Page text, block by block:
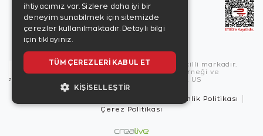
Copyright © 2026, Zen Diamond tescilli markadır.
Zen Diamond Birleşmiş Markalar Derneği ve
Turquality Destek Programı üyesidir. US
Güvenlik Politikası
Çerez Politikası
ihtiyacımız var. Sizlere daha iyi bir
deneyim sunabilmek için sitemizde
çerezler kullanılmaktadır. Detaylı bilgi
için tıklayınız.
TÜM ÇEREZLERI KABUL ET
KIŞISELLEŞTIR